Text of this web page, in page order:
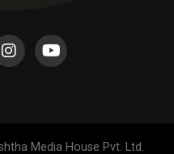
Media House Pvt. Ltd.